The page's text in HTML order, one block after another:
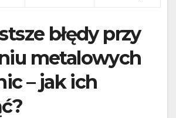
błędy przy
metalowych
– jak ich